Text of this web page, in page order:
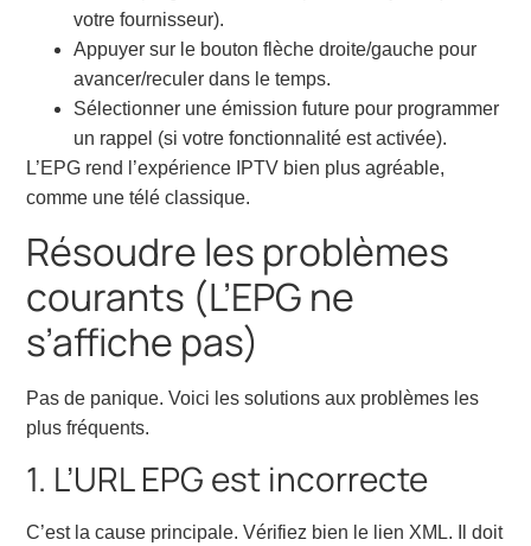
votre fournisseur).
Appuyer sur le bouton flèche droite/gauche pour
avancer/reculer dans le temps.
Sélectionner une émission future pour programmer
un rappel (si votre fonctionnalité est activée).
L’EPG rend l’expérience IPTV bien plus agréable,
comme une télé classique.
Résoudre les problèmes
courants (L’EPG ne
s’affiche pas)
Pas de panique. Voici les solutions aux problèmes les
plus fréquents.
1. L’URL EPG est incorrecte
C’est la cause principale. Vérifiez bien le lien XML. Il doit